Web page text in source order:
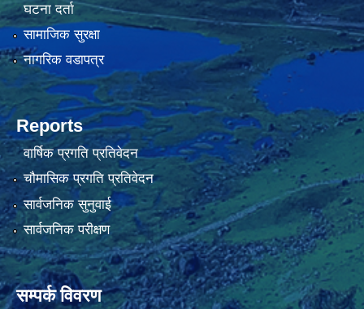
घटना दर्ता
सामाजिक सुरक्षा
नागरिक वडापत्र
Reports
वार्षिक प्रगति प्रतिवेदन
चौमासिक प्रगति प्रतिवेदन
सार्वजनिक सुनुवाई
सार्वजनिक परीक्षण
सम्पर्क विवरण